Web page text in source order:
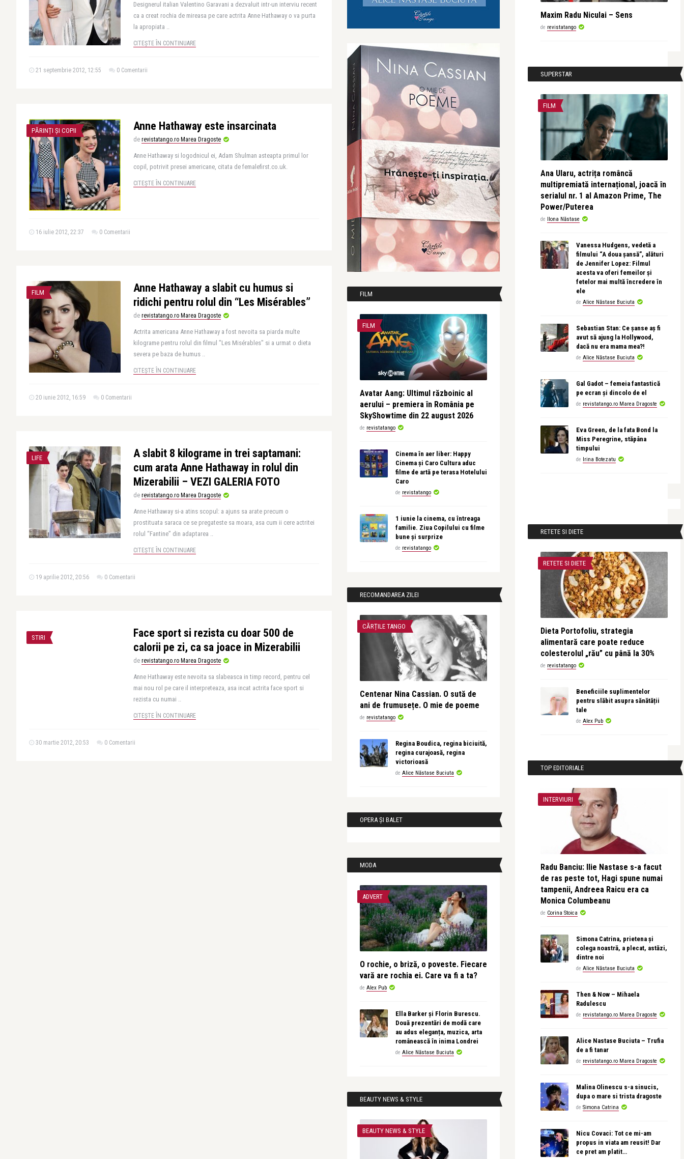
Designerul italian Valentino Garavani a dezvaluit intr-un interviu recent
ca a creat rochia de mireasa pe care actrita Anne Hathaway o va purta
la apropiata ..
CITEȘTE ÎN CONTINUARE
21 septembrie 2012, 12:55 0 Comentarii
PĂRINȚI ȘI COPII Anne Hathaway este insarcinata
de revistatango.ro Marea Dragoste
Anne Hathaway si logodnicul ei, Adam Shulman asteapta primul lor
copil, potrivit presei americane, citata de femalefirst.co.uk.
CITEȘTE ÎN CONTINUARE
16 iulie 2012, 22:37 0 Comentarii
FILM
Anne Hathaway a slabit cu humus si
ridichi pentru rolul din “Les Misérables”
de revistatango.ro Marea Dragoste
Actrita americana Anne Hathaway a fost nevoita sa piarda multe
kilograme pentru rolul din filmul "Les Misérables" si a urmat o dieta
severa pe baza de humus ..
CITEȘTE ÎN CONTINUARE
20 iunie 2012, 16:59 0 Comentarii
LIFE
A slabit 8 kilograme in trei saptamani:
cum arata Anne Hathaway in rolul din
Mizerabilii – VEZI GALERIA FOTO
de revistatango.ro Marea Dragoste
Anne Hathaway si-a atins scopul: a ajuns sa arate precum o
prostituata saraca ce se pregateste sa moara, asa cum ii cere actritei
rolul “Fantine” din adaptarea ..
CITEȘTE ÎN CONTINUARE
19 aprilie 2012, 20:56 0 Comentarii
STIRI
Face sport si rezista cu doar 500 de
calorii pe zi, ca sa joace in Mizerabilii
de revistatango.ro Marea Dragoste
Anne Hathaway este nevoita sa slabeasca in timp record, pentru cel
mai nou rol pe care il interpreteaza, asa incat actrita face sport si
rezista cu numai ..
CITEȘTE ÎN CONTINUARE
30 martie 2012, 20:53 0 Comentarii
FILM
FILM
Avatar Aang: Ultimul războinic al
aerului – premiera în România pe
SkyShowtime din 22 august 2026
de revistatango
Cinema în aer liber: Happy
Cinema și Caro Cultura aduc
filme de artă pe terasa Hotelului
Caro
de revistatango
1 iunie la cinema, cu întreaga
familie. Ziua Copilului cu filme
bune și surprize
de revistatango
RECOMANDAREA ZILEI
CĂRȚILE TANGO
Centenar Nina Cassian. O sută de
ani de frumusețe. O mie de poeme
de revistatango
Regina Boudica, regina biciuită,
regina curajoasă, regina
victorioasă
de Alice Năstase Buciuta
OPERA ȘI BALET
MODA
ADVERT
O rochie, o briză, o poveste. Fiecare
vară are rochia ei. Care va fi a ta?
de Alex Pub
Ella Barker și Florin Burescu.
Două prezentări de modă care
au adus eleganța, muzica, arta
românească în inima Londrei
de Alice Năstase Buciuta
BEAUTY NEWS & STYLE
BEAUTY NEWS & STYLE
Maxim Radu Niculai – Sens
de revistatango
SUPERSTAR
FILM
Ana Ularu, actrița româncă
multipremiată internațional, joacă în
serialul nr. 1 al Amazon Prime, The
Power/Puterea
de Ilona Năstase
Vanessa Hudgens, vedetă a
filmului “A doua șansă”, alături
de Jennifer Lopez: Filmul
acesta va oferi femeilor și
fetelor mai multă încredere în
ele
de Alice Năstase Buciuta
Sebastian Stan: Ce șanse aș fi
avut să ajung la Hollywood,
dacă nu era mama mea?!
de Alice Năstase Buciuta
Gal Gadot – femeia fantastică
pe ecran și dincolo de el
de revistatango.ro Marea Dragoste
Eva Green, de la fata Bond la
Miss Peregrine, stăpâna
timpului
de Irina Botezatu
RETETE SI DIETE
RETETE SI DIETE
Dieta Portofoliu, strategia
alimentară care poate reduce
colesterolul „rău” cu până la 30%
de revistatango
Beneficiile suplimentelor
pentru slăbit asupra sănătății
tale
de Alex Pub
TOP EDITORIALE
INTERVIURI
Radu Banciu: Ilie Nastase s-a facut
de ras peste tot, Hagi spune numai
tampenii, Andreea Raicu era ca
Monica Columbeanu
de Corina Stoica
Simona Catrina, prietena și
colega noastră, a plecat, astăzi,
dintre noi
de Alice Năstase Buciuta
Then & Now – Mihaela
Radulescu
de revistatango.ro Marea Dragoste
Alice Nastase Buciuta – Trufia
de a fi tanar
de revistatango.ro Marea Dragoste
Malina Olinescu s-a sinucis,
dupa o mare si trista dragoste
de Simona Catrina
Nicu Covaci: Tot ce mi-am
propus in viata am reusit! Dar
ce pret am platit…